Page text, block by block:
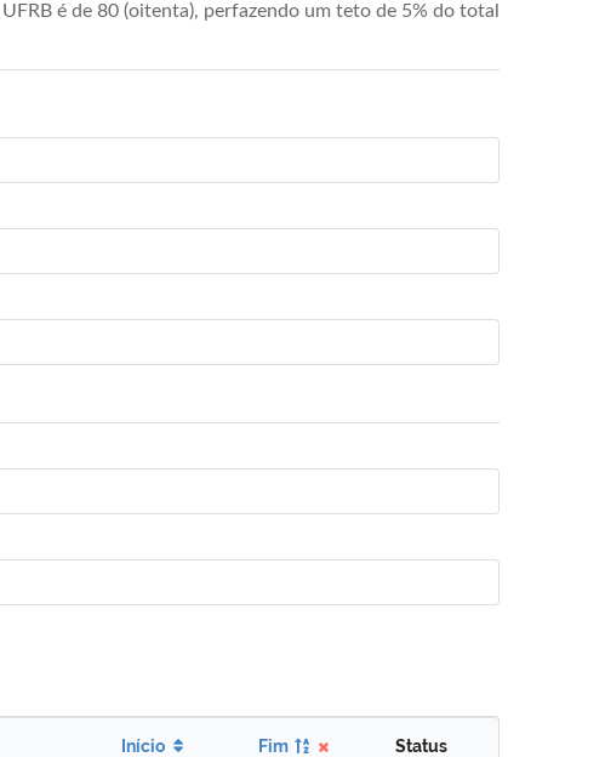
é de 80 (oitenta), perfazendo um teto de 5% do total
Início Fim Status